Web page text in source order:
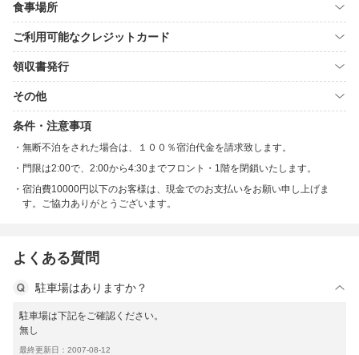
食事場所
ご利用可能なクレジットカード
領収書発行
その他
条件・注意事項
無断不泊をされた場合は、１００％宿泊代金を請求致します。
門限は2:00で、2:00から4:30までフロント・1階を閉鎖いたします。
宿泊費10000円以下のお客様は、現金でのお支払いをお願い申し上げま
す。ご協力ありがとうございます。
よくある質問
駐車場はありますか？
駐車場は下記をご確認ください。
無し
最終更新日：2007-08-12